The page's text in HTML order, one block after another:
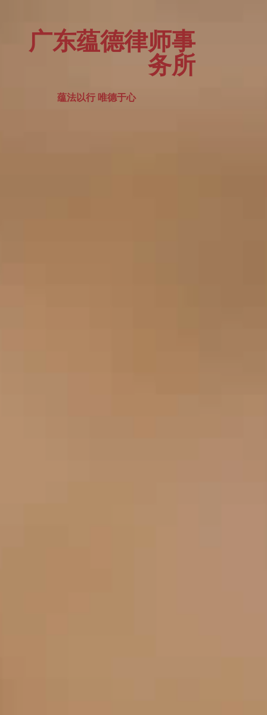
广东蕴德律师事
务所
蕴法以行 唯德于心